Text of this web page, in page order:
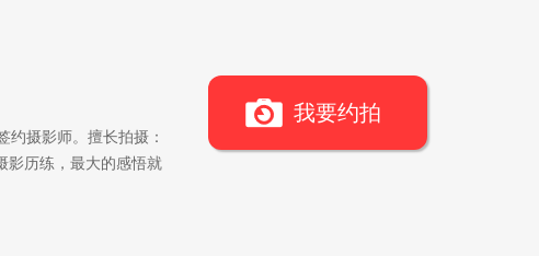
摄影师。擅长拍摄：
影历练，最大的感悟就
我要约拍